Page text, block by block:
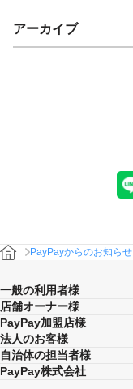
アーカイブ
PayPayからのお知らせ
一般の利用者様
店舗オーナー様
PayPay加盟店様
法人のお客様
自治体の担当者様
PayPay株式会社